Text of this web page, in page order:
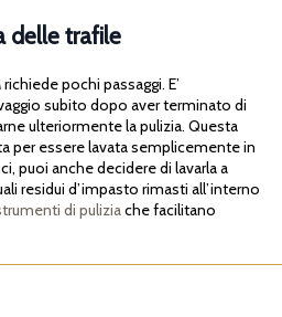
delle trafile
pochi passaggi. E’
subito dopo aver terminato di
ulteriormente la pulizia. Questa
per essere lavata semplicemente in
puoi anche decidere di lavarla a
residui d’impasto rimasti all’interno
di puliziache facilitano